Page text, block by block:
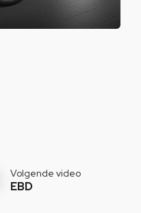
Volgende video
EBD